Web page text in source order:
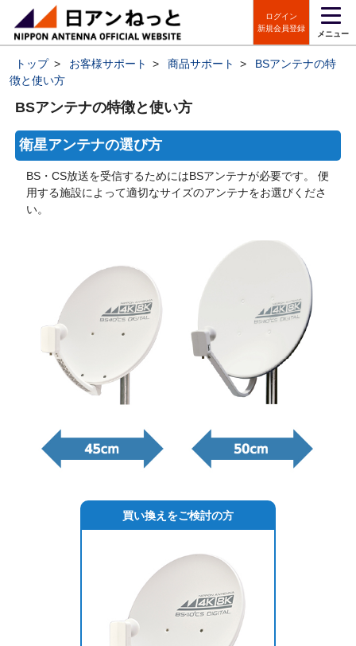
ログイン
新規会員登録
メニュー
トップ > お客様サポート > 商品サポート >
BSアンテナの特
徴と使い方
BSアンテナの特徴と使い方
衛星アンテナの選び方
BS・CS放送を受信するためにはBSアンテナが必要です。 便
用する施設によって適切なサイズのアンテナをお選びくださ
い。
買い換えをご検討の方